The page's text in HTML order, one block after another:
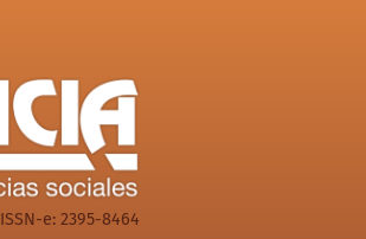
ISSN-e: 2395-8464